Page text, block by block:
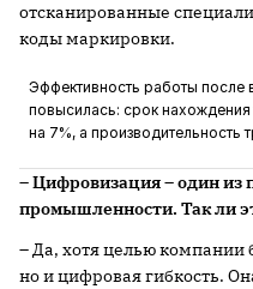
отсканированные
коды маркировки.
Эффективность работы после
повысилась: срок нахождения
на 7%, а производительность
– Цифровизация – один из
промышленности. Так ли
– Да, хотя целью компании
но и цифровая гибкость.